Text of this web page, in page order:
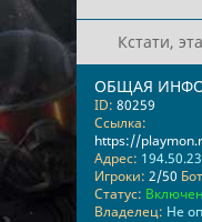
Кстати,
ОБЩАЯ
ID: 80259
Ссылка:
https://
Адрес:
Игроки: 2/50
Статус: Включен
Владелец: Не